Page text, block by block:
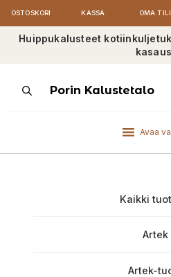
OSTOSKORI KASSA OMA TILI
Huippukalusteet
ProductsPorin Kalustetalo
Avaa
Kaikki
Artek
Artek-